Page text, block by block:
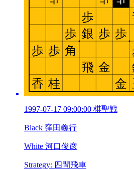
1997-07-17 09:00:00 棋聖戦
Black 窪田義行
White 河口俊彦
Strategy: 四間飛車